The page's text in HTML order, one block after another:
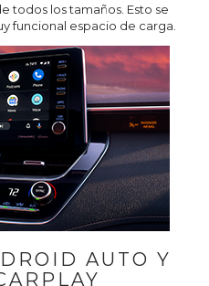
todos los tamaños. Esto se
funcional espacio de carga.
AUTO Y